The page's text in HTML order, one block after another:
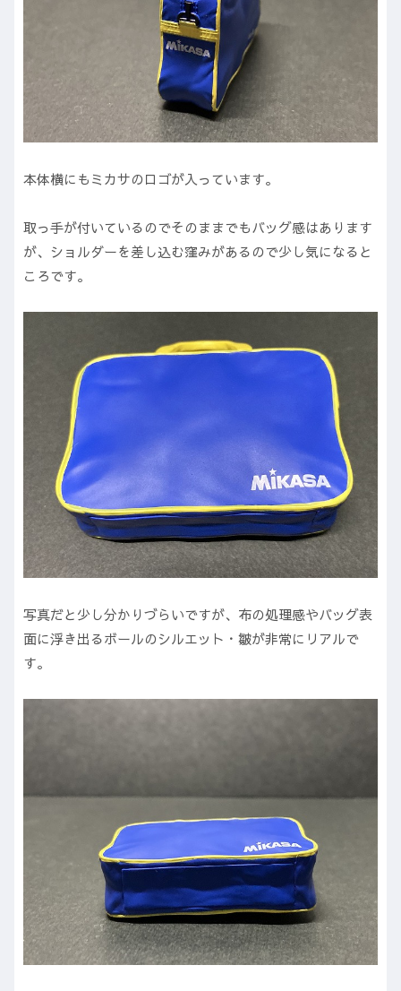
本体横にもミカサのロゴが入っています。
取っ手が付いているのでそのままでもバッグ感はあります
が、ショルダーを差し込む窪みがあるので少し気になると
ころです。
写真だと少し分かりづらいですが、布の処理感やバッグ表
面に浮き出るボールのシルエット・皺が非常にリアルで
す。